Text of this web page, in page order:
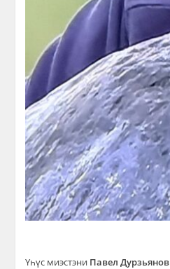
Үһүс миэстэни Павел Дурзьянов